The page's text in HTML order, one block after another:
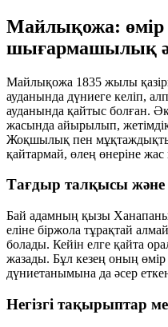
Майлықожа:
шығармашылық
Майлықожа 1835 жылы
ауданында дүниеге келіп,
ауданында қайтыс болған.
жасында айырылып,
Жоқшылық пен
қайтармай, өлең өнеріне
Тағдыр талқысы және
Бай адамның қызы
еліне біржола тұрақтай
болады. Кейін елге қайта
жазады. Бұл кезең оның
дүниетанымына да әсер
Негізгі тақырыптар